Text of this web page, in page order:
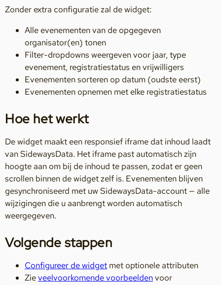
Zonder extra configuratie zal de widget:
Alle evenementen van de opgegeven
organisator(en) tonen
Filter-dropdowns weergeven voor jaar, type
evenement, registratiestatus en vrijwilligers
Evenementen sorteren op datum (oudste eerst)
Evenementen opnemen met elke registratiestatus
Hoe het werkt
De widget maakt een responsief iframe dat inhoud laadt
van SidewaysData. Het iframe past automatisch zijn
hoogte aan om bij de inhoud te passen, zodat er geen
scrollen binnen de widget zelf is. Evenementen blijven
gesynchroniseerd met uw SidewaysData-account — alle
wijzigingen die u aanbrengt worden automatisch
weergegeven.
Volgende stappen
Configureer de widget met optionele attributen
Zieveelvoorkomende voorbeeldenvoor